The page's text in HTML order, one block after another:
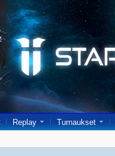
Replay Turnaukset